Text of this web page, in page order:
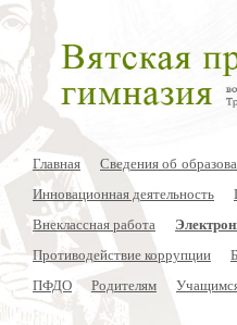
Главная
Сведения об
Инновационная деятельность
Внеклассная работа
Противодействие коррупции
ПФДО
Родителям